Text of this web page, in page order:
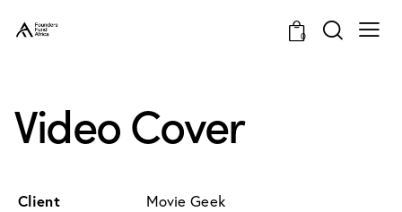
0
Video Cover
Client
Movie Geek